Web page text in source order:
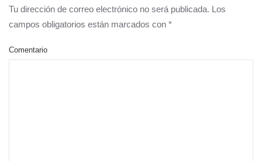
Tu dirección de correo electrónico no será publicada. Los
campos obligatorios están marcados con *
Comentario